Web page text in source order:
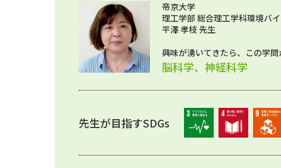
帝京大学
理工学部 総合理工学科環境バ
平澤 孝枝 先生
興味が湧いてきたら、この学問
脳科学、神経科学
先生が目指すSDGs